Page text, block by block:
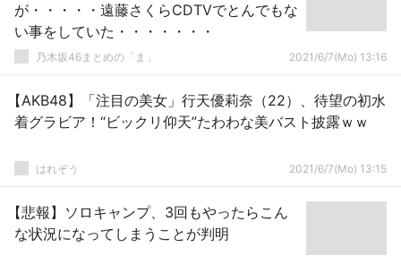
が・・・・・遠藤さくらCDTVでとんでもな
い事をしていた・・・・・・・
乃木坂46まとめの「ま」 2021/6/7(Mo) 13:16
【AKB48】「注目の美女」行天優莉奈（22）、待望の初水
着グラビア！“ビックリ仰天”たわわな美バスト披露ｗｗ
はれぞう 2021/6/7(Mo) 13:15
【悲報】ソロキャンプ、3回もやったらこん
な状況になってしまうことが判明